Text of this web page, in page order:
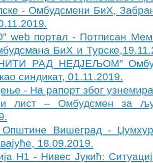
- Омбудсмени БиХ,
web портал - Потписан
БиХ и
РАД НЕДЈЕЉОМ”
синдикат, 01.11.2019.
- На рапорт због
лист – Омбудсмен за
Општине Вишеград -
18.09.2019.
Н1 - Нивес Јукић: